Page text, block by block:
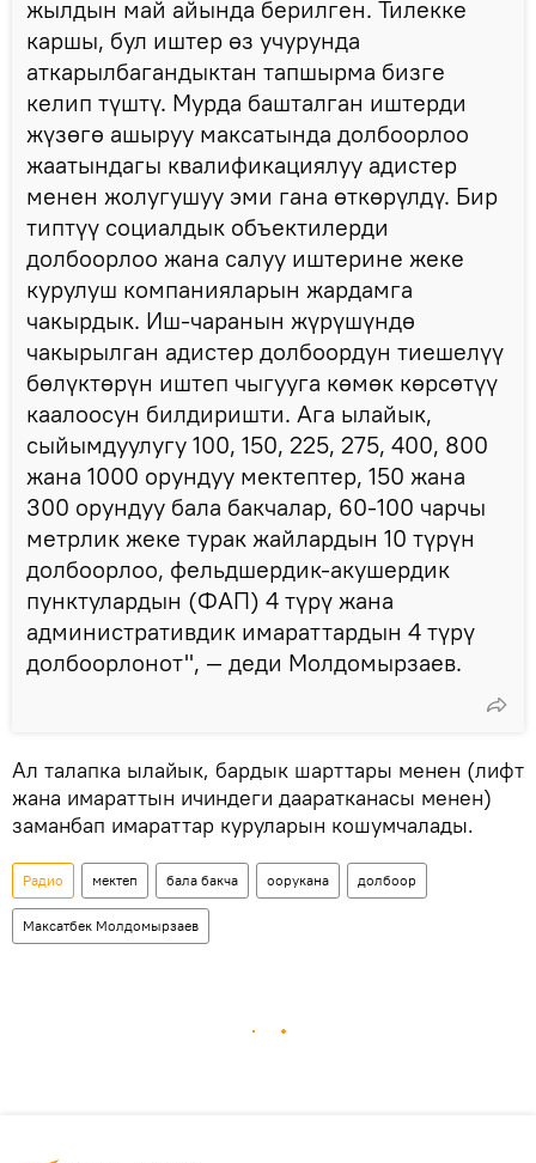
жылдын май айында берилген. Тилекке
каршы, бул иштер өз учурунда
аткарылбагандыктан тапшырма бизге
келип түштү. Мурда башталган иштерди
жүзөгө ашыруу максатында долбоорлоо
жаатындагы квалификациялуу адистер
менен жолугушуу эми гана өткөрүлдү. Бир
типтүү социалдык объектилерди
долбоорлоо жана салуу иштерине жеке
курулуш компанияларын жардамга
чакырдык. Иш-чаранын жүрүшүндө
чакырылган адистер долбоордун тиешелүү
бөлүктөрүн иштеп чыгууга көмөк көрсөтүү
каалоосун билдиришти. Ага ылайык,
сыйымдуулугу 100, 150, 225, 275, 400, 800
жана 1000 орундуу мектептер, 150 жана
300 орундуу бала бакчалар, 60-100 чарчы
метрлик жеке турак жайлардын 10 түрүн
долбоорлоо, фельдшердик-акушердик
пунктулардын (ФАП) 4 түрү жана
административдик имараттардын 4 түрү
долбоорлонот", — деди Молдомырзаев.
Ал талапка ылайык, бардык шарттары менен (лифт
жана имараттын ичиндеги дааратканасы менен)
заманбап имараттар куруларын кошумчалады.
Радио мектеп бала бакча оорукана долбоор
Максатбек Молдомырзаев